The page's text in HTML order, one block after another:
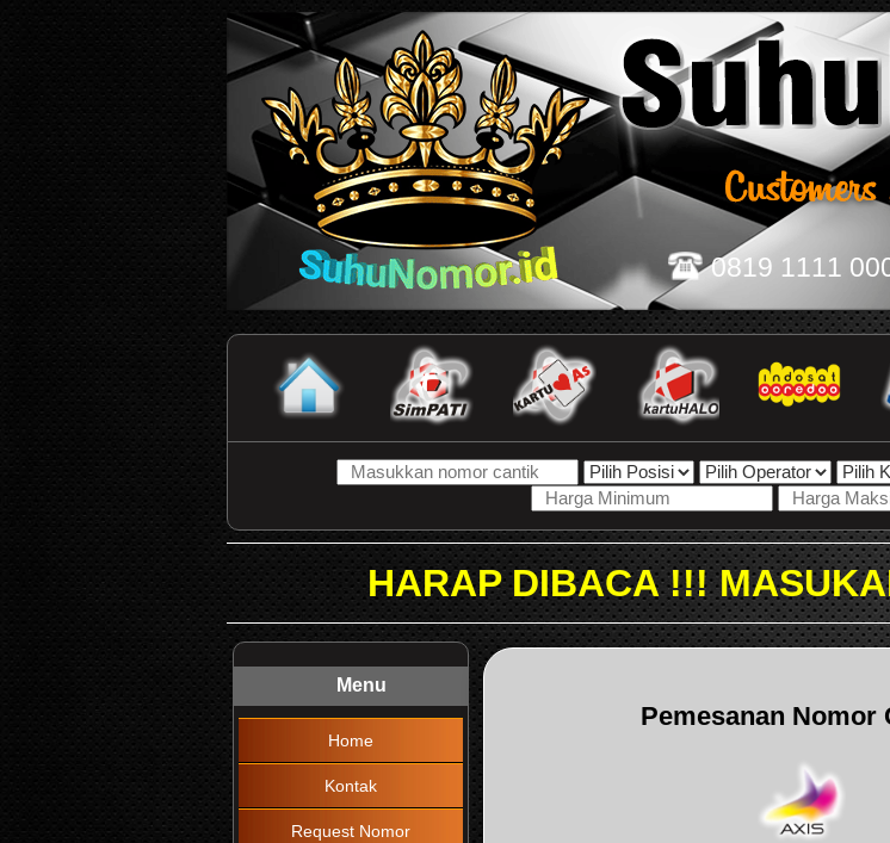
0819 1111
HARAP DIBACA !!! MASUKAN NOMOR
Menu
Home
Kontak
Request Nomor
Pemesanan Nomor